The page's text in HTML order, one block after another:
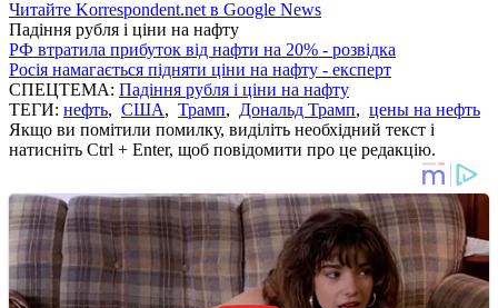
Читайте Korrespondent.net в Google News
Падіння рубля і ціни на нафту
РФ втратила прибуток від нафти на 20% - розвідка
Росія намагається підняти ціни на нафту - експерт
СПЕЦТЕМА: Падіння рубля і ціни на нафту
ТЕГИ: нефть, США, Трамп, Дональд Трамп, цены на нефть
Якщо ви помітили помилку, виділіть необхідний текст і
натисніть Ctrl + Enter, щоб повідомити про це редакцію.